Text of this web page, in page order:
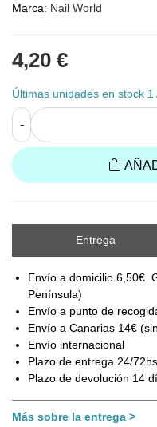
Marca: Nail World
4,20 €
Últimas unidades en stock 1
-
Entrega
Envío a domicilio 6,50€.
Península)
Envío a punto de
Envío a Canarias 14€
Envío internacional
Plazo de entrega 24/
Plazo de devolución 14
Más sobre la entrega